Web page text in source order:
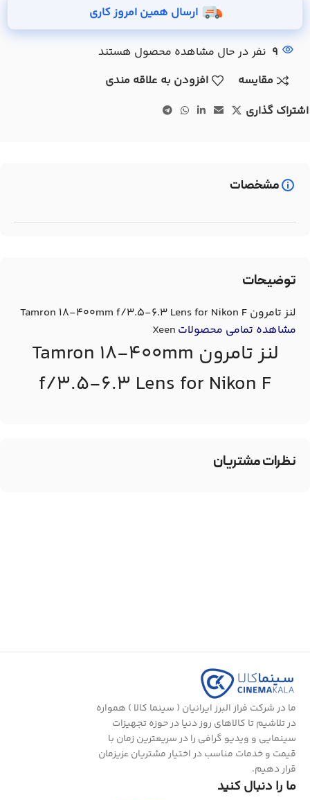
ارسال همین امروز کاری
9 نفر در حال مشاهده محصول هستند
مقایسه
افزودن به علاقه مندی
اشتراک گذاری
توضیحات
لنز تامرون Tamron 18-400mm f/3.5-6.3 Lens for Nikon F
مشاهده تمامی محصولات Xeen
لنز تامرون Tamron 18-400mm
f/3.5-6.3 Lens for Nikon F
مشخصات
نظرات مشتریان
ما در شرکت فراز البرز ایرانیان ( سینما کالا ) همواره
در تلاشیم تا کالاهای روز دنیا در حوزه تجهیزات
سینمایی و ویدیو گرافی را در سریعترین زمان با
قیمت و خدمات مناسب در اختیار مشتریان عزیزمان
قرار دهیم.
ما را دنبال کنید